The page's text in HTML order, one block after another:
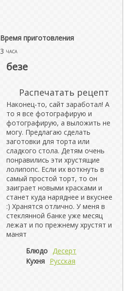
Время приготовления
3 часа
безе
Распечатать рецепт
Наконец-то, сайт заработал! А
то я все фотографирую и
фотографирую, а выложить не
могу. Предлагаю сделать
заготовки для торта или
сладкого стола. Детям очень
понравились эти хрустящие
лолипопс. Если их воткнуть в
самый простой торт, то он
заиграет новыми красками и
станет куда наряднее и вкуснее
:) Хранятся отлично. У меня в
стеклянной банке уже месяц
лежат и по прежнему хрустят и
манят
Блюдо Десерт
Кухня Русская